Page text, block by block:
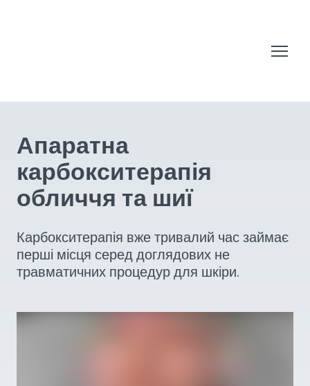
Апаратна
карбокситерапія
обличчя та шиї
Карбокситерапія вже тривалий час займає
перші місця серед доглядових не
травматичних процедур для шкіри.